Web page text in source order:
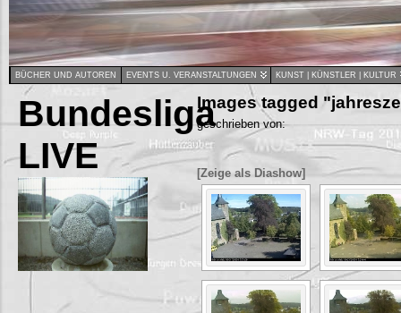
BÜCHER UND AUTOREN EVENTS U. VERANSTALTUNGEN KUNST | KÜNSTLER | KULTUR
Bundesliga
LIVE
Images tagged
geschrieben von:
[Zeige als Diashow]